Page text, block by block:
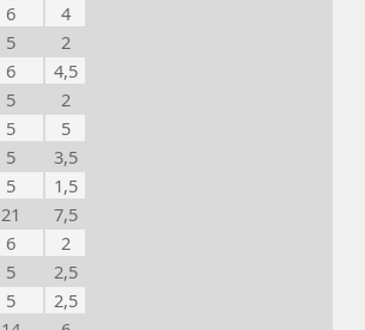
6
4
5
2
6
4,5
5
2
5
5
5
3,5
5
1,5
21
7,5
6
2
5
2,5
5
2,5